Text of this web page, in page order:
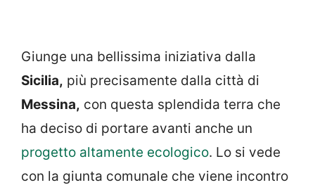
Giunge una bellissima iniziativa dalla
Sicilia, più precisamente dalla città di
Messina, con questa splendida terra che
ha deciso di portare avanti anche un
progetto altamente ecologico. Lo si vede
con la giunta comunale che viene incontro